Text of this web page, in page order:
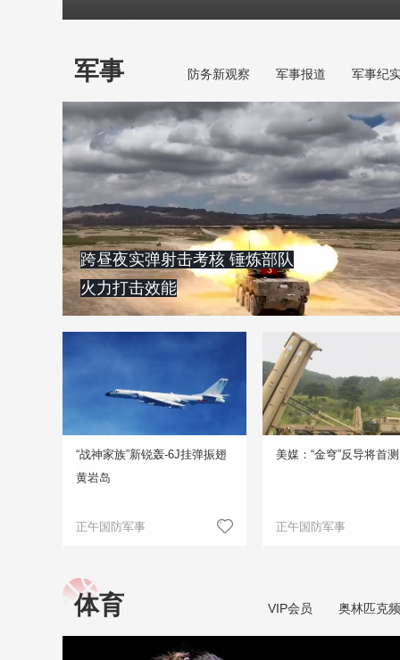
军事 防务新观察 军事报道 军事纪
跨昼夜实弹射击考核 锤炼部队
火力打击效能
“战神家族”新锐轰-6J挂弹振翅
黄岩岛
正午国防军事
美媒：“金穹”反导将首测
正午国防军事
体育 VIP会员 奥林匹克